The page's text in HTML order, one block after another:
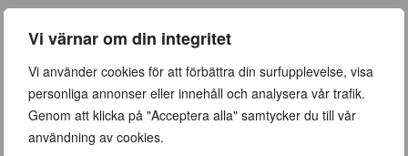
Vi värnar om din integritet
Vi använder cookies för att förbättra din surfupplevelse, visa
personliga annonser eller innehåll och analysera vår trafik.
Genom att klicka på "Acceptera alla" samtycker du till vår
användning av cookies.
ÖPPETTIDER
Vår (23 mars – 28 juni)
Vardagar 09:00 – 19:00
Lördag 10:00 – 16:00